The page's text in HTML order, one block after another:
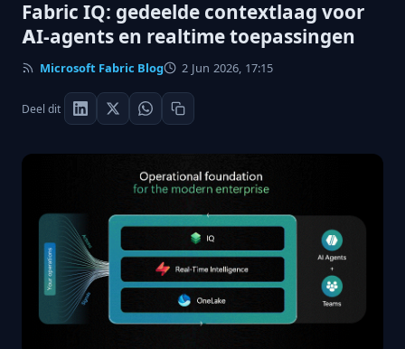
Fabric IQ: gedeelde contextlaag voor
AI-agents en realtime toepassingen
Microsoft Fabric Blog 2 Jun 2026, 17:15
Deel dit